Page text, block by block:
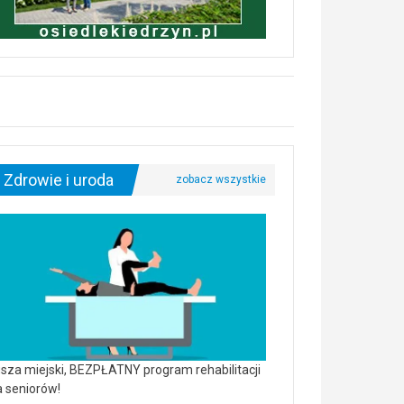
Zdrowie i uroda
miejski, BEZPŁATNY program rehabilitacji
seniorów!